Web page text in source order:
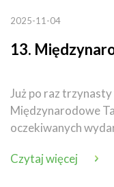
2025-11-04
13.
Już po raz trzynasty
Międzynarodowe
oczekiwanych
Czytaj więcej